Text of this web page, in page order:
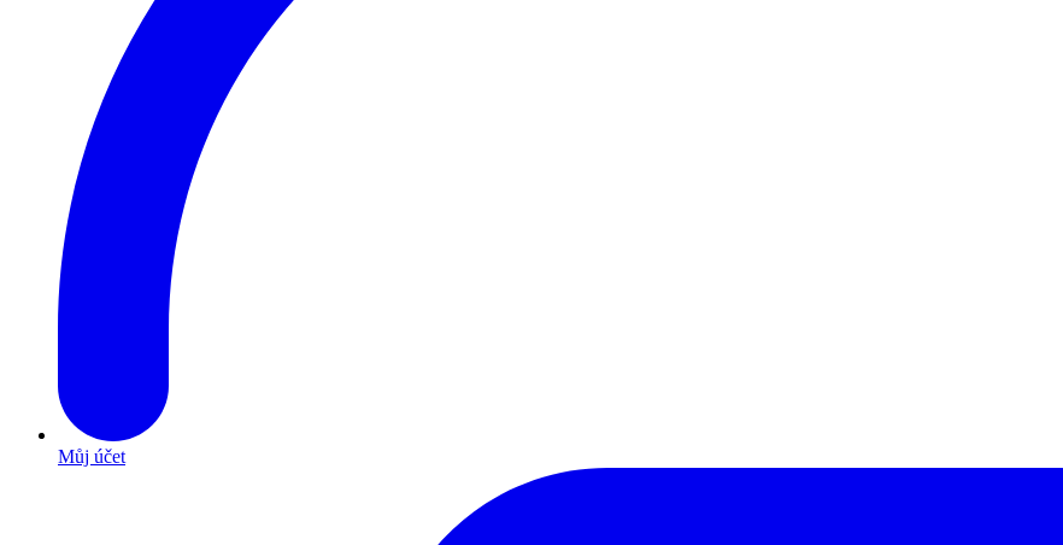
Můj účet